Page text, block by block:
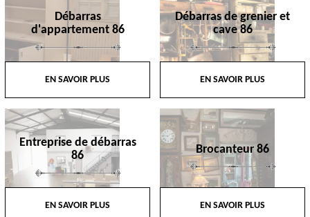
Débarras
d'appartement 86
EN SAVOIR PLUS
Débarras de grenier et
cave 86
EN SAVOIR PLUS
Entreprise de débarras
86
EN SAVOIR PLUS
Brocanteur 86
EN SAVOIR PLUS